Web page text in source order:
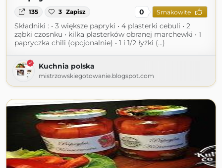
135 3 Zapisz 0 Smakowite
Składniki : • 3 większe papryki • 4 plasterki cebuli • 2
ząbki czosnku • kilka plasterków obranej marchewki • 1
papryczka chili (opcjonalnie) • 1 i 1/2 łyżki (...)
Kuchnia polska
mistrzowskiegotowanie.blogspot.com